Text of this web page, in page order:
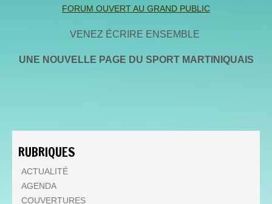
FORUM OUVERT AU GRAND PUBLIC
VENEZ ÉCRIRE ENSEMBLE
UNE NOUVELLE PAGE DU SPORT MARTINIQUAIS
RUBRIQUES
ACTUALITÉ
AGENDA
COUVERTURES